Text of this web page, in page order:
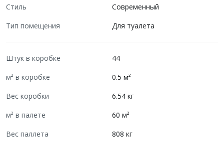
Стиль
Современный
Тип помещения
Для туалета
Штук в коробке
44
м² в коробке
0.5 м²
Вес коробки
6.54 кг
м² в палете
60 м²
Вес паллета
808 кг